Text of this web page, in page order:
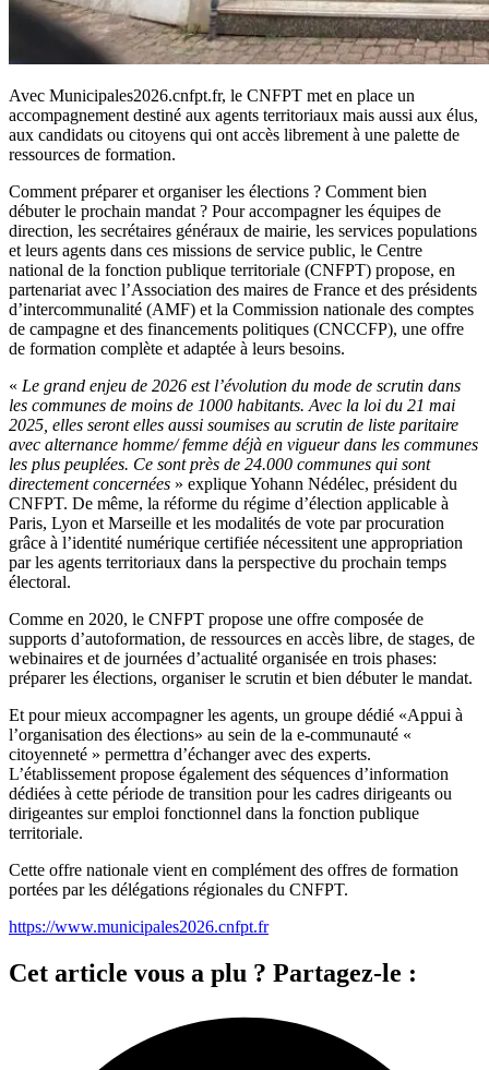
Avec Municipales2026.cnfpt.fr, le CNFPT met en place un
accompagnement destiné aux agents territoriaux mais aussi aux élus,
aux candidats ou citoyens qui ont accès librement à une palette de
ressources de formation.
Comment préparer et organiser les élections ? Comment bien
débuter le prochain mandat ? Pour accompagner les équipes de
direction, les secrétaires généraux de mairie, les services populations
et leurs agents dans ces missions de service public, le Centre
national de la fonction publique territoriale (CNFPT) propose, en
partenariat avec l’Association des maires de France et des présidents
d’intercommunalité (AMF) et la Commission nationale des comptes
de campagne et des financements politiques (CNCCFP), une offre
de formation complète et adaptée à leurs besoins.
« Le grand enjeu de 2026 est l’évolution du mode de scrutin dans
les communes de moins de 1000 habitants. Avec la loi du 21 mai
2025, elles seront elles aussi soumises au scrutin de liste paritaire
avec alternance homme/ femme déjà en vigueur dans les communes
les plus peuplées. Ce sont près de 24.000 communes qui sont
directement concernées » explique Yohann Nédélec, président du
CNFPT. De même, la réforme du régime d’élection applicable à
Paris, Lyon et Marseille et les modalités de vote par procuration
grâce à l’identité numérique certifiée nécessitent une appropriation
par les agents territoriaux dans la perspective du prochain temps
électoral.
Comme en 2020, le CNFPT propose une offre composée de
supports d’autoformation, de ressources en accès libre, de stages, de
webinaires et de journées d’actualité organisée en trois phases:
préparer les élections, organiser le scrutin et bien débuter le mandat.
Et pour mieux accompagner les agents, un groupe dédié «Appui à
l’organisation des élections» au sein de la e-communauté «
citoyenneté » permettra d’échanger avec des experts.
L’établissement propose également des séquences d’information
dédiées à cette période de transition pour les cadres dirigeants ou
dirigeantes sur emploi fonctionnel dans la fonction publique
territoriale.
Cette offre nationale vient en complément des offres de formation
portées par les délégations régionales du CNFPT.
https://www.municipales2026.cnfpt.fr
Cet article vous a plu ? Partagez-le :